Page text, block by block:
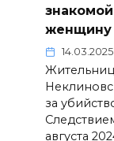
женщину
14.03.2025
за
августа